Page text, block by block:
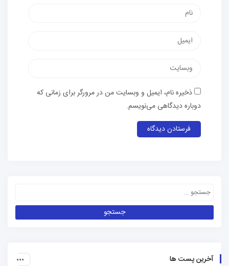
ذخیره نام، ایمیل و وبسایت من در مرورگر برای زمانی که
دوباره دیدگاهی می‌نویسم.
آخرین پست ها